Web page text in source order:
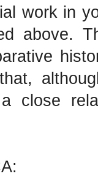
work in
above.
close